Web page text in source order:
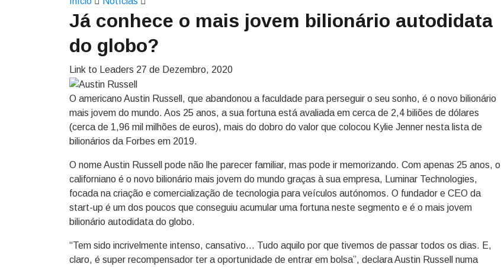
Já conhece o mais jovem bilionário autodidata
do globo?
Link to Leaders 27 de Dezembro, 2020
O americano Austin Russell, que abandonou a faculdade para perseguir o seu sonho, é o novo bilionário
mais jovem do mundo. Aos 25 anos, a sua fortuna está avaliada em cerca de 2,4 biliões de dólares
(cerca de 1,96 mil milhões de euros), mais do dobro do valor que colocou Kylie Jenner nesta lista de
bilionários da Forbes em 2019.
O nome Austin Russell pode não lhe parecer familiar, mas pode ir memorizando. Com apenas 25 anos, o
californiano é o novo bilionário mais jovem do mundo graças à sua empresa, Luminar Technologies,
focada na criação e comercialização de tecnologia para veículos autónomos. O fundador e CEO da
start-up é um dos poucos que conseguiu acumular uma fortuna neste segmento e é o mais jovem
bilionário autodidata do globo.
“Tem sido incrivelmente intenso, cansativo… Tudo aquilo por que tivemos de passar todos os dias. E,
claro, é super recompensador ter a oportunidade de entrar em bolsa”, declara Austin Russell numa